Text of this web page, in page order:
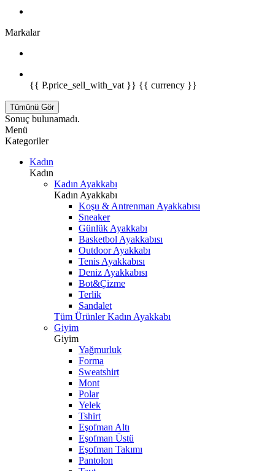
Markalar
{{ P.price_sell_with_vat }} {{ currency }}
Tümünü Gör
Sonuç bulunamadı.
Menü
Kategoriler
Kadın
Kadın
Kadın Ayakkabı
Kadın Ayakkabı
Koşu & Antrenman Ayakkabısı
Sneaker
Günlük Ayakkabı
Basketbol Ayakkabısı
Outdoor Ayakkabı
Tenis Ayakkabısı
Deniz Ayakkabısı
Bot&Çizme
Terlik
Sandalet
Tüm Ürünler Kadın Ayakkabı
Giyim
Giyim
Yağmurluk
Forma
Sweatshirt
Mont
Polar
Yelek
Tshirt
Eşofman Altı
Eşofman Üstü
Eşofman Takımı
Pantolon